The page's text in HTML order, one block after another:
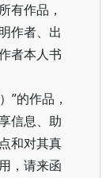
有作品，
作者、出
者本人书
”的作品，
信息、助
和对其真
，请来函